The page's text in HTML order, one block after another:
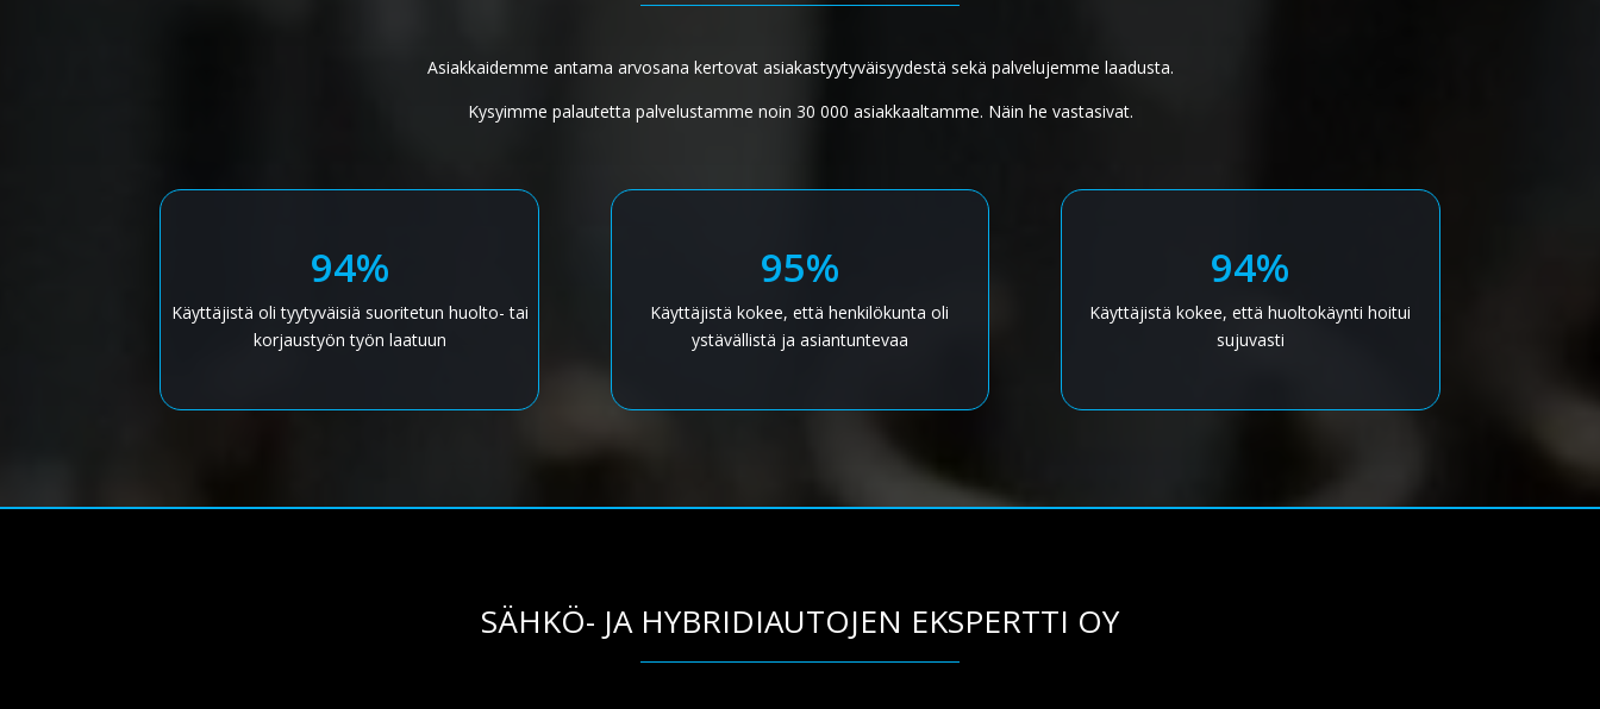
Asiakkaidemme antama arvosana kertovat asiakastyytyväisyydestä sekä palvelujemme laadusta.
Kysyimme palautetta palvelustamme noin 30 000 asiakkaaltamme. Näin he vastasivat.
94%
Käyttäjistä oli tyytyväisiä suoritetun huolto- tai
korjaustyön työn laatuun
95%
Käyttäjistä kokee, että henkilökunta oli
ystävällistä ja asiantuntevaa
94%
Käyttäjistä kokee, että huoltokäynti hoitui
sujuvasti
SÄHKÖ- JA HYBRIDIAUTOJEN EKSPERTTI OY